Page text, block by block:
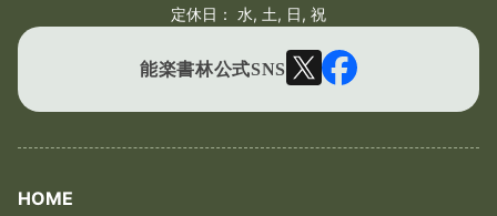
定休日： 水, 土, 日, 祝
能楽書林公式SNS
TwitterFacebook
HOME